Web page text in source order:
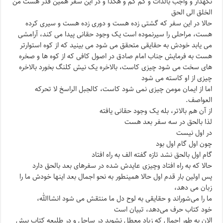
الخلق الی الحق
حالا در این سفر که گشتی زده هست و دوری زده هست و سیری کرده
هست، مراحلی را سیرنموده است یک وجود حقانی پیدا می کند، آرامشی
می یابد خودش به حقایقی متحقق می شود می بینید که از کوه استوارتر
هست به فرمایش جناب امام صادق در اصول کافی که از کوه ها و صخره
های سخت می شود چیزی کاست، بالاخره یک نیش کلنگ بخورد بالاخره
چیزی از او کاسته می شود
اما از ایمان مومن چیزی نمی شود کاست، کالجبل الراسخ لا تحرکه
العواصف.
از آن هم بالاتر، بله یک وجود حقانی یافته
لذا بالحق در سه سفر بعد هست
در اول نیست
چون اول گام اول بود
گام اول بالحق نشد تازه گفته الف به راه افتاد
حالا که به راه افتاد و‌چیزی عایدش شده در سفرهای بعد بالحق دارد
پس اولین بار قدم اول حالا همینطور به نحو اجمال بعد اینها خودش ما را
زبان می دهد،
ما را می‌شوراند و حقایقی به لوح دل ما منتقش می شود انشاالله،
خود کتاب حرف می‌دهد، تبیان است